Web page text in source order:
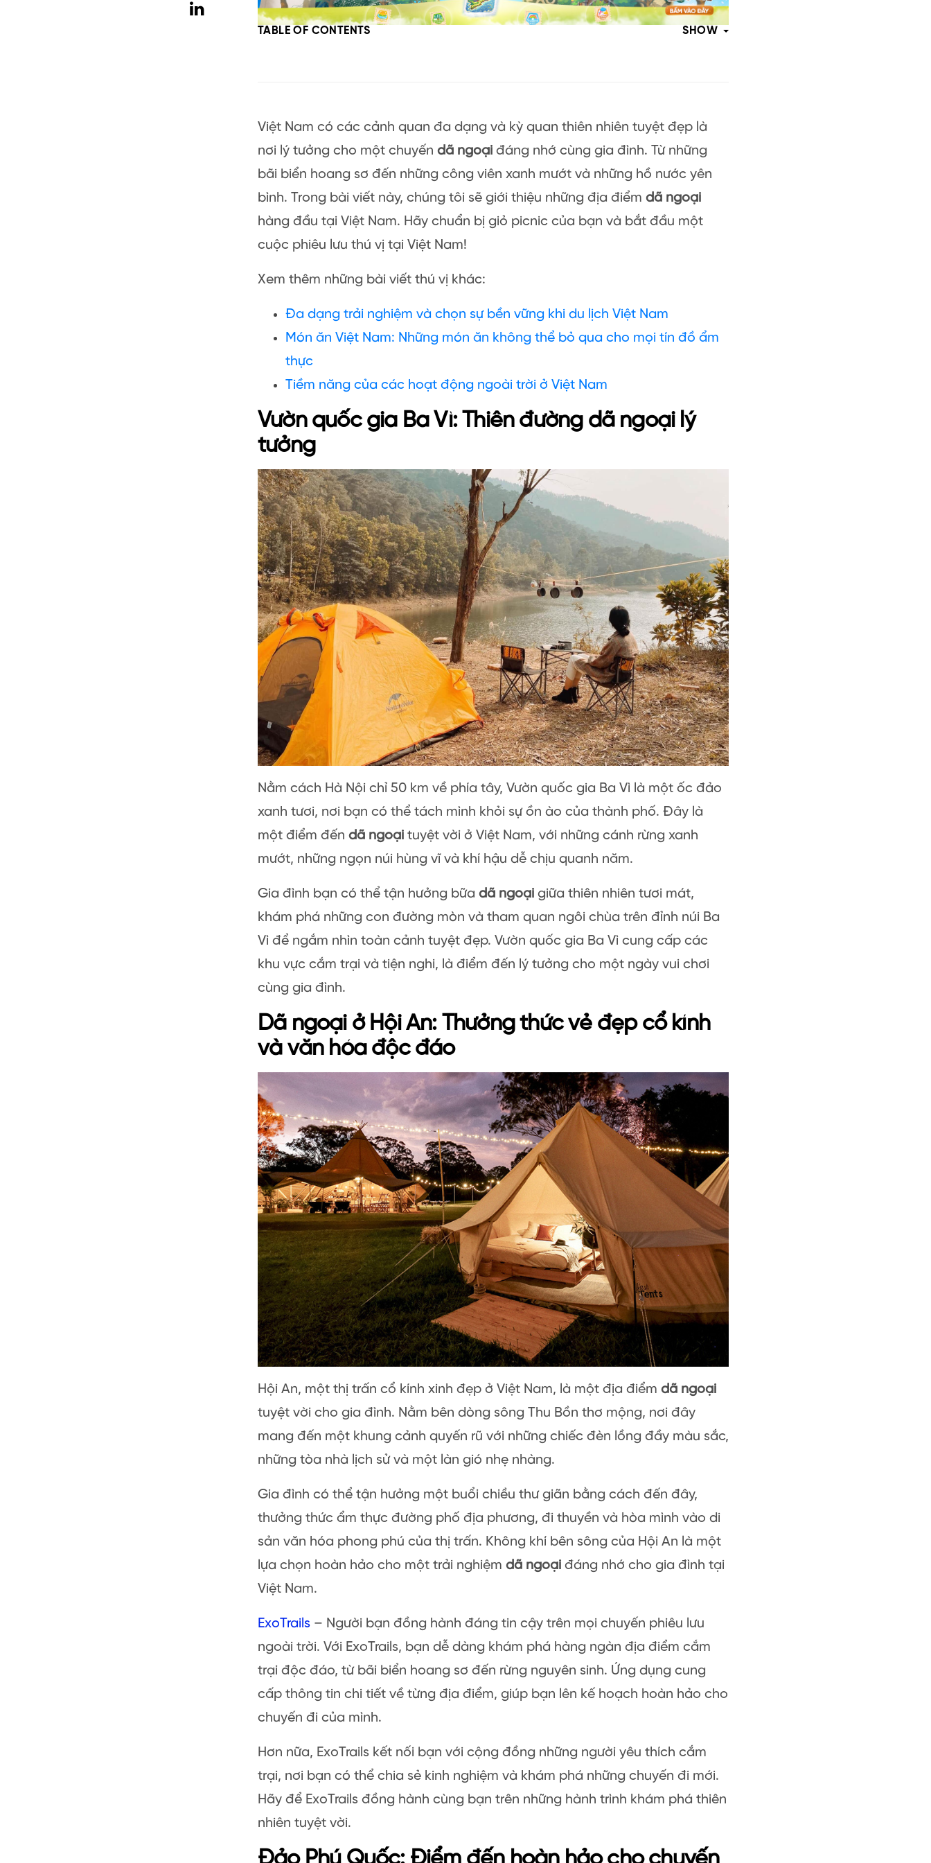
TABLE OF CONTENTS SHOW
Việt Nam có các cảnh quan đa dạng và kỳ quan thiên nhiên tuyệt đẹp là
nơi lý tưởng cho một chuyến dã ngoại đáng nhớ cùng gia đình. Từ những
bãi biển hoang sơ đến những công viên xanh mướt và những hồ nước yên
bình. Trong bài viết này, chúng tôi sẽ giới thiệu những địa điểm dã ngoại
hàng đầu tại Việt Nam. Hãy chuẩn bị giỏ picnic của bạn và bắt đầu một
cuộc phiêu lưu thú vị tại Việt Nam!
Xem thêm những bài viết thú vị khác:
Đa dạng trải nghiệm và chọn sự bền vững khi du lịch Việt Nam
Món ăn Việt Nam: Những món ăn không thể bỏ qua cho mọi tín đồ ẩm
thực
Tiềm năng của các hoạt động ngoài trời ở Việt Nam
Vườn quốc gia Ba Vì: Thiên đường dã ngoại lý
tưởng
Nằm cách Hà Nội chỉ 50 km về phía tây, Vườn quốc gia Ba Vì là một ốc đảo
xanh tươi, nơi bạn có thể tách mình khỏi sự ồn ào của thành phố. Đây là
một điểm đến dã ngoại tuyệt vời ở Việt Nam, với những cánh rừng xanh
mướt, những ngọn núi hùng vĩ và khí hậu dễ chịu quanh năm.
Gia đình bạn có thể tận hưởng bữa dã ngoại giữa thiên nhiên tươi mát,
khám phá những con đường mòn và tham quan ngôi chùa trên đỉnh núi Ba
Vì để ngắm nhìn toàn cảnh tuyệt đẹp. Vườn quốc gia Ba Vì cung cấp các
khu vực cắm trại và tiện nghi, là điểm đến lý tưởng cho một ngày vui chơi
cùng gia đình.
Dã ngoại ở Hội An: Thưởng thức vẻ đẹp cổ kính
và văn hóa độc đáo
Hội An, một thị trấn cổ kính xinh đẹp ở Việt Nam, là một địa điểm dã ngoại
tuyệt vời cho gia đình. Nằm bên dòng sông Thu Bồn thơ mộng, nơi đây
mang đến một khung cảnh quyến rũ với những chiếc đèn lồng đầy màu sắc,
những tòa nhà lịch sử và một làn gió nhẹ nhàng.
Gia đình có thể tận hưởng một buổi chiều thư giãn bằng cách đến đây,
thưởng thức ẩm thực đường phố địa phương, đi thuyền và hòa mình vào di
sản văn hóa phong phú của thị trấn. Không khí bên sông của Hội An là một
lựa chọn hoàn hảo cho một trải nghiệm dã ngoại đáng nhớ cho gia đình tại
Việt Nam.
ExoTrails – Người bạn đồng hành đáng tin cậy trên mọi chuyến phiêu lưu
ngoài trời. Với ExoTrails, bạn dễ dàng khám phá hàng ngàn địa điểm cắm
trại độc đáo, từ bãi biển hoang sơ đến rừng nguyên sinh. Ứng dụng cung
cấp thông tin chi tiết về từng địa điểm, giúp bạn lên kế hoạch hoàn hảo cho
chuyến đi của mình.
Hơn nữa, ExoTrails kết nối bạn với cộng đồng những người yêu thích cắm
trại, nơi bạn có thể chia sẻ kinh nghiệm và khám phá những chuyến đi mới.
Hãy để ExoTrails đồng hành cùng bạn trên những hành trình khám phá thiên
nhiên tuyệt vời.